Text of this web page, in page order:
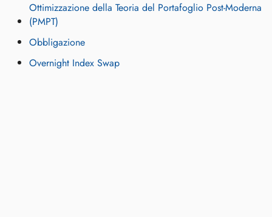
Ottimizzazione della Teoria del Portafoglio Post-Moderna
(PMPT)
Obbligazione
Overnight Index Swap